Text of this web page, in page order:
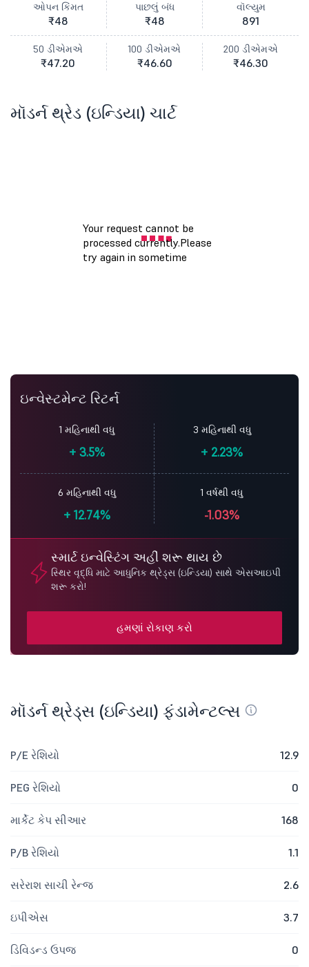
ઓપન કિંમત
₹48
પાછલું બંધ
₹48
વૉલ્યુમ
891
50 ડીએમએ
₹47.20
100 ડીએમએ
₹46.60
200 ડીએમએ
₹46.30
મૉડર્ન થ્રેડ (ઇન્ડિયા) ચાર્ટ
ઇન્વેસ્ટમેન્ટ રિટર્ન
1 મહિનાથી વધુ
+ 3.5%
3 મહિનાથી વધુ
+ 2.23%
6 મહિનાથી વધુ
+ 12.74%
1 વર્ષથી વધુ
-1.03%
સ્માર્ટ ઇન્વેસ્ટિંગ અહીં શરૂ થાય છે
સ્થિર વૃદ્ધિ માટે આધુનિક થ્રેડ્સ (ઇન્ડિયા) સાથે એસઆઇપી
શરૂ કરો!
હમણાં રોકાણ કરો
મૉડર્ન થ્રેડ્સ (ઇન્ડિયા) ફંડામેન્ટલ્સ
P/E રેશિયો 12.9
PEG રેશિયો 0
માર્કેટ કેપ સીઆર 168
P/B રેશિયો 1.1
સરેરાશ સાચી રેન્જ 2.6
ઇપીએસ 3.7
ડિવિડન્ડ ઉપજ 0